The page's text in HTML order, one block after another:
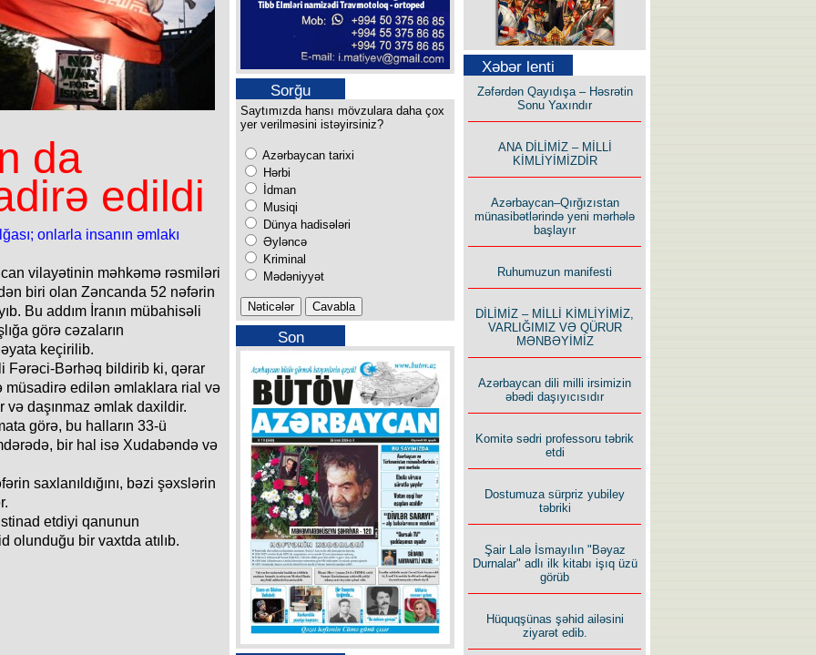
da
edildi
onlarla insanın əmlakı
vilayətinin məhkəmə rəsmiləri
biri olan Zəncanda 52 nəfərin
Bu addım İranın mübahisəli
görə cəzaların
keçirilib.
Fərəci-Bərhəq bildirib ki, qərar
edilən əmlaklara rial və
və daşınmaz əmlak daxildir.
görə, bu halların 33-ü
bir hal isə Xudabəndə və
saxlanıldığını, bəzi şəxslərin
etdiyi qanunun
olunduğu bir vaxtda atılıb.
Sorğu
Saytımızda hansı mövzulara daha çox
yer verilməsini istəyirsiniz?
Azərbaycan tarixi
Hərbi
İdman
Musiqi
Dünya hadisələri
Əyləncə
Kriminal
Mədəniyyət
Son
buraxılışımız
Səfər Alışarlı yazır
Uzun yolun Yolçusu
Bu yolda mən varam!
İlham İsmayıl yazır:
Rusiyanın süqutunu qaçılmaz
edən beş şərt
Xəbər lenti
Zəfərdən Qayıdışa – Həsrətin
Sonu Yaxındır
ANA DİLİMİZ – MİLLİ
KİMLİYİMİZDİR
Azərbaycan–Qırğızıstan
münasibətlərində yeni mərhələ
başlayır
Ruhumuzun manifesti
DİLİMİZ – MİLLİ KİMLİYİMİZ,
VARLIĞIMIZ VƏ QÜRUR
MƏNBƏYİMİZ
Azərbaycan dili milli irsimizin
əbədi daşıyıcısıdır
Komitə sədri professoru təbrik
etdi
Dostumuza sürpriz yubiley
təbriki
Şair Lalə İsmayılın "Bəyaz
Durnalar" adlı ilk kitabı işıq üzü
görüb
Hüquqşünas şəhid ailəsini
ziyarət edib.